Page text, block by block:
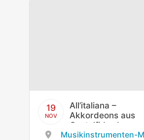
19
NOV
All’italiana –
Akkordeons aus
Castelfidardo
Musikinstrumenten-Museum des Staatlichen Instituts